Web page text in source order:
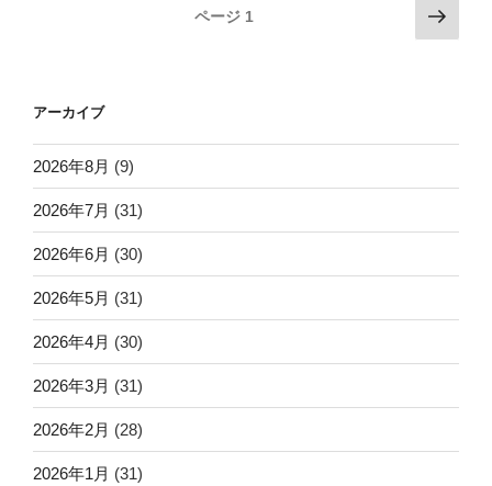
ビ
ー
シ
ョ
ン
ページ 1
次
の
アーカイブ
2026年8月 (9)
2026年7月 (31)
2026年6月 (30)
2026年5月 (31)
2026年4月 (30)
2026年3月 (31)
2026年2月 (28)
2026年1月 (31)